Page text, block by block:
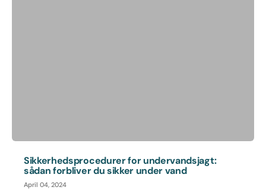
Sikkerhedsprocedurer for undervandsjagt:
sådan forbliver du sikker under vand
April 04, 2024